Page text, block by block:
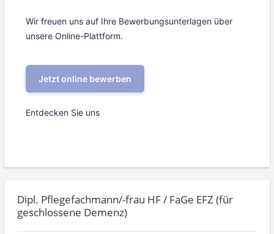
Wir freuen uns auf Ihre Bewerbungsunterlagen über
unsere Online-Plattform.
Jetzt online bewerben
Entdecken Sie uns
Dipl. Pflegefachmann/-frau HF / FaGe EFZ (für
geschlossene Demenz)